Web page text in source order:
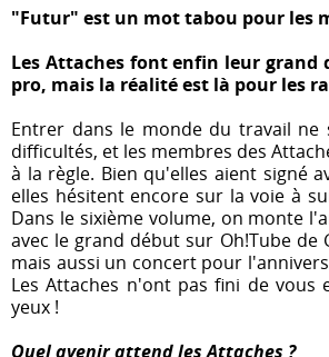
"Futur" est un mot tabou pour les
Les Attaches font enfin leur grand
pro, mais la réalité est là pour les
Entrer dans le monde du travail ne
difficultés, et les membres des
à la règle. Bien qu'elles aient signé
elles hésitent encore sur la voie à
Dans le sixième volume, on monte
avec le grand début sur Oh!Tube de
mais aussi un concert pour
Les Attaches n'ont pas fini de vous
yeux !
Quel avenir attend les Attaches ?